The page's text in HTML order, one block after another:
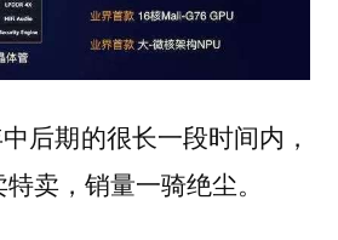
后期的很长一段时间内，
卖，销量一骑绝尘。